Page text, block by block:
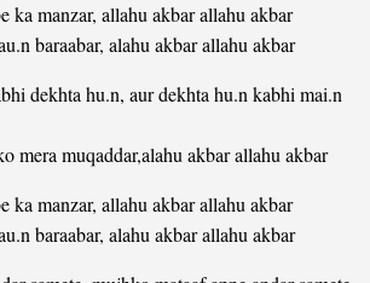
ka manzar, allahu akbar allahu akbar
baraabar, alahu akbar allahu akbar
dekhta hu.n, aur dekhta hu.n kabhi mai.n
mera muqaddar,alahu akbar allahu akbar
ka manzar, allahu akbar allahu akbar
baraabar, alahu akbar allahu akbar